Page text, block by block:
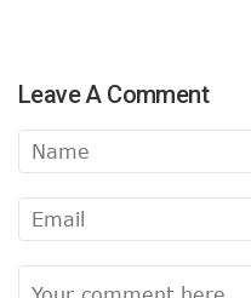
Leave A Comment